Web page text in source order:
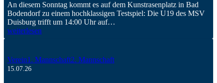
An diesem Sonntag kommt es auf dem Kunstrasenplatz in Bad
Bodendorf zu einem hochklassigen Testspiel: Die U19 des MSV
Duisburg trifft um 14:00 Uhr auf…
weiterlesen
Verein1. Mannschaft2. Mannschaft
15.07.26